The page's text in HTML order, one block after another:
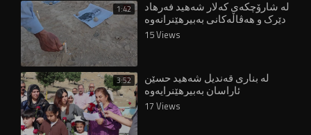
1:42 لە شارۆچکەی کەلار شەهید فەرهاد
دێرک و هەڤاڵەکانی بەبیرهێنرانەوە
15 Views
3:52 لە بناری قەندیل شەهید حسێن
ئاراسان بەبیرهێنرایەوە
17 Views